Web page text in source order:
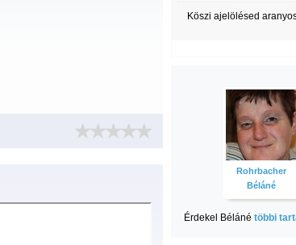
Köszi ajelölésed
Rohrbacher
Béláné
Érdekel Béláné többi